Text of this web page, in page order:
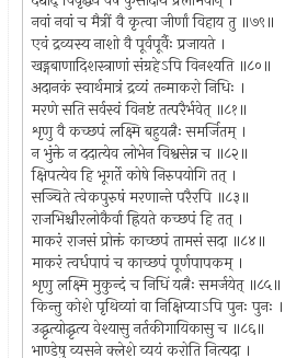
नवां नवां च मैत्रीं वै कृत्वा जीर्णां विहाय तु ॥७९॥
एवं द्रव्यस्य नाशो वै पूर्वपूर्वैः प्रजायते ।
खड्गबाणादिशस्त्राणां संग्रहेऽपि विनश्यति ॥८०॥
अदानकं स्वार्थमात्रं द्रव्यं तन्माकरो निधिः ।
मरणे सति सर्वस्वं विनष्टं तत्परैर्भवेत् ॥८१॥
शृणु वै कच्छपं लक्ष्मि बहुयत्नैः समर्जितम् ।
न भुंक्ते न ददात्येव लोभेन विश्वसेन्न च ॥८२॥
क्षिपत्येव हि भूगर्ते कोषे निरुपयोगि तत् ।
सञ्चिते त्वेकपुरुषं मरणान्ते परैरपि ॥८३॥
राजभिश्चौरलोकैर्वा ह्रियते कच्छपं हि तत् ।
माकरं राजसं प्रोक्तं काच्छपं तामसं सदा ॥८४॥
माकरं त्वर्धपापं च काच्छपं पूर्णपापकम् ।
शृणु लक्ष्मि मुकुन्दं च निधिं यत्नैः समर्जयेत् ॥८५॥
किन्तु कोशे पृथिव्यां वा निक्षिप्याऽपि पुनः पुनः ।
उद्धृत्योद्धृत्य वेश्यासु नर्तकीगायिकासु च ॥८६॥
भाण्डेषु व्यसने क्लेशे व्ययं करोति नित्यदा ।